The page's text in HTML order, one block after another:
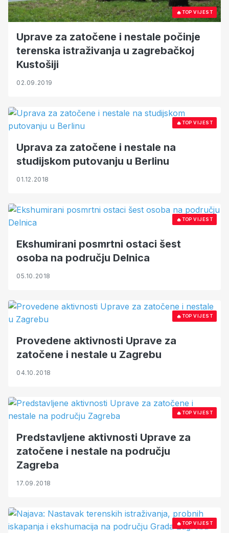
🔥TOP VIJEST
Uprave za zatočene i nestale počinje
terenska istraživanja u zagrebačkoj
Kustošiji
02.09.2019
🔥TOP VIJEST
Uprava za zatočene i nestale na
studijskom putovanju u Berlinu
01.12.2018
🔥TOP VIJEST
Ekshumirani posmrtni ostaci šest
osoba na području Delnica
05.10.2018
🔥TOP VIJEST
Provedene aktivnosti Uprave za
zatočene i nestale u Zagrebu
04.10.2018
🔥TOP VIJEST
Predstavljene aktivnosti Uprave za
zatočene i nestale na području
Zagreba
17.09.2018
🔥TOP VIJEST